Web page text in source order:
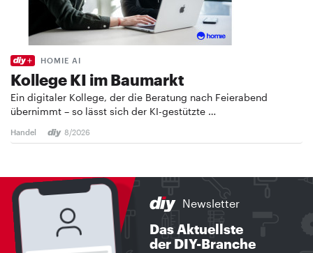
HOMIE AI
Kollege KI im Baumarkt
Ein digitaler Kollege, der die Beratung nach Feierabend
übernimmt – so lässt sich der KI-gestützte …
Handel 8/2026
Newsletter
Das Aktuellste
der DIY-Branche